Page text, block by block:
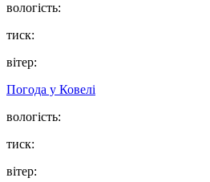
вологість:
тиск:
вітер:
Погода у Ковелі
вологість:
тиск:
вітер: